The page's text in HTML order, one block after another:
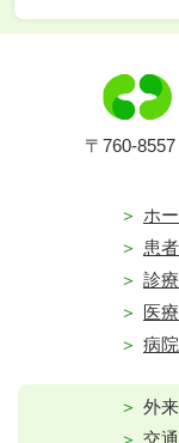
〒760-
ホ
患
診
医
病
外
交